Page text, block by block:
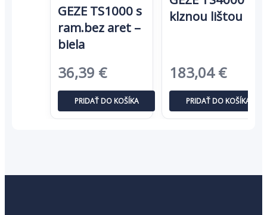
GEZE TS1000 s
ram.bez aret –
biela
Pôvodná
cena
bola:
36,39 €Aktuálna
cena
je:
PRIDAŤ DO KOŠÍKA
klznou lištou
Pôvodná
cena
bola:
183,04€
cena
je:
PRIDAŤ DO KOŠÍKA